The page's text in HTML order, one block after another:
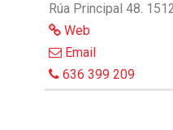
Rúa Principal 48.
Web
Email
636 399 209